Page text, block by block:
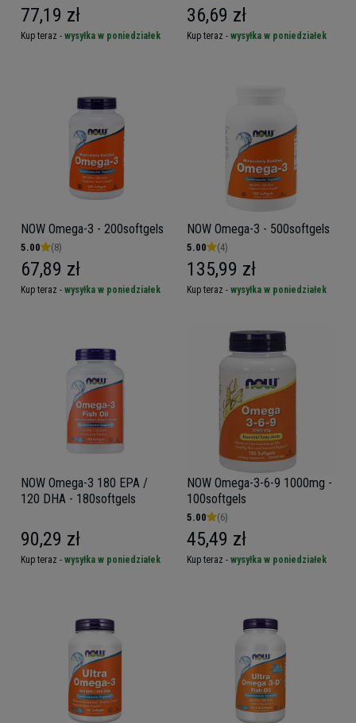
77,19 zł
Kup teraz - wysyłka w poniedziałek
36,69 zł
Kup teraz - wysyłka w poniedziałek
NOW Omega-3 - 200softgels
5.00 (8)
67,89 zł
Kup teraz - wysyłka w poniedziałek
NOW Omega-3 - 500softgels
5.00 (4)
135,99 zł
Kup teraz - wysyłka w poniedziałek
NOW Omega-3 180 EPA /
120 DHA - 180softgels
90,29 zł
Kup teraz - wysyłka w poniedziałek
NOW Omega-3-6-9 1000mg -
100softgels
5.00 (6)
45,49 zł
Kup teraz - wysyłka w poniedziałek